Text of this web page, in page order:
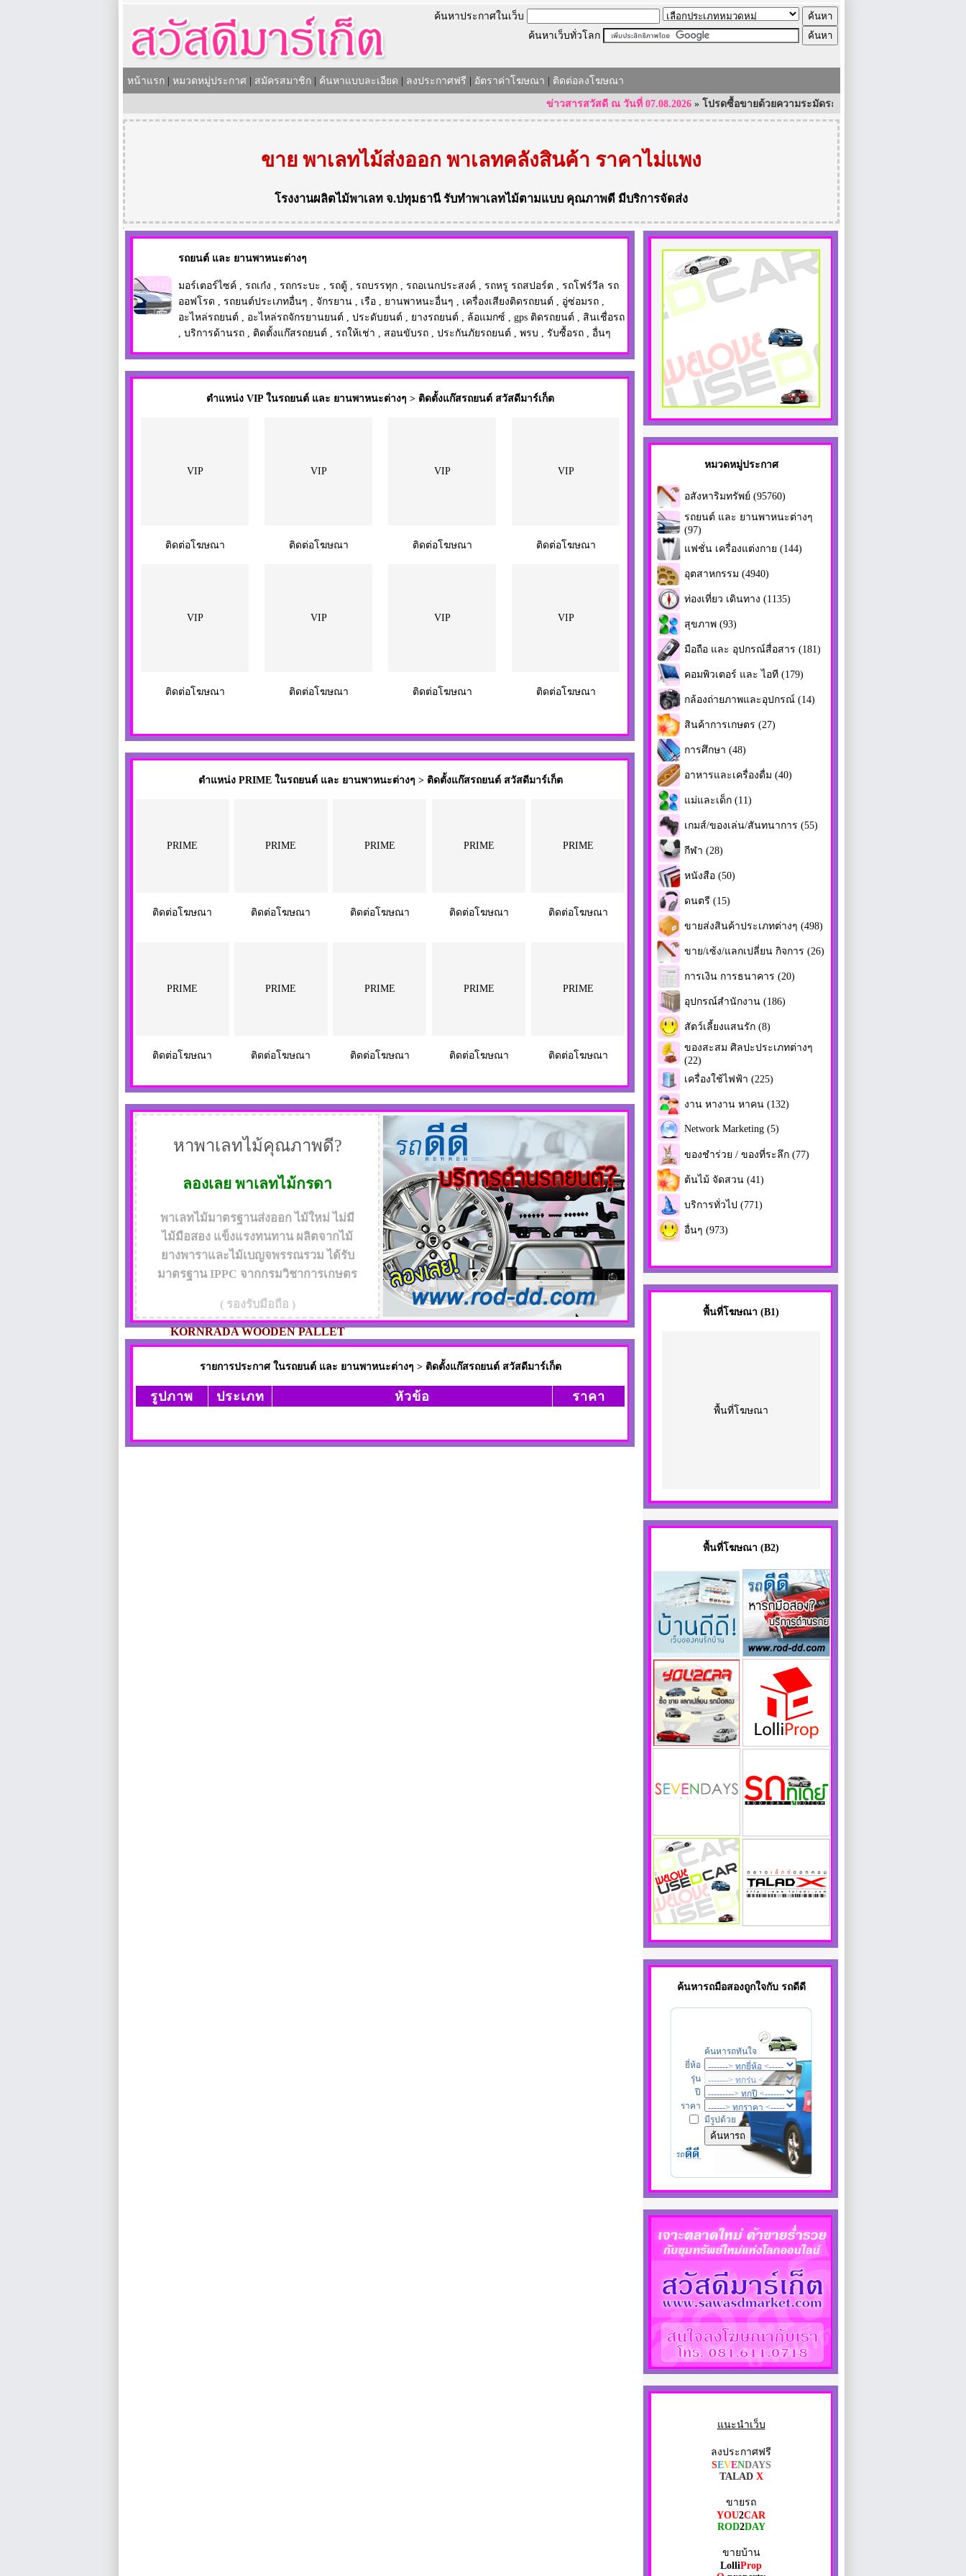
ค้นหาประกาศในเว็บ
ค้นหาเว็บทั่วโลก
หน้าแรก หมวดหมู่ประกาศ สมัครสมาชิก ค้นหาแบบละเอียด ลงประกาศฟรี อัตราค่าโฆษณา ติดต่อลงโฆษณา
ข่าวสารสวัสดี ณ วันที่ 07.08.2026»โปรดซื้อขายด้วยความระมัดระวัง และใช้ความรอบคอบเป็นอย่า
ขาย พาเลทไม้ส่งออก พาเลทคลังสินค้า ราคาไม่แพง
โรงงานผลิตไม้พาเลท จ.ปทุมธานี รับทำพาเลทไม้ตามแบบ คุณภาพดี มีบริการจัดส่ง
รถยนต์ และ ยานพาหนะต่างๆ
มอร์เตอร์ไซค์ รถเก๋ง รถกระบะ รถตู้ รถบรรทุก รถอเนกประสงค์ รถหรู รถสปอร์ต
รถโฟร์วีล รถ
ออฟโรด
รถยนต์ประเภทอื่นๆ จักรยาน เรือ ยานพาหนะอื่นๆ เครื่องเสียงติดรถยนต์ อู่ซ่อมรถ
อะไหล่รถยนต์
อะไหล่รถจักรยานยนต์ ประดับยนต์ ยางรถยนต์ ล้อแมกซ์ gps ติดรถยนต์
สินเชื่อรถ
บริการด้านรถ ติดตั้งแก๊สรถยนต์ รถให้เช่า สอนขับรถ ประกันภัยรถยนต์ พรบ รับซื้อรถ อื่นๆ
ตำแหน่ง VIP ในรถยนต์ และ ยานพาหนะต่างๆ > ติดตั้งแก๊สรถยนต์ สวัสดีมาร์เก็ต
VIP
ติดต่อโฆษณา
VIP
ติดต่อโฆษณา
VIP
ติดต่อโฆษณา
VIP
ติดต่อโฆษณา
VIP
ติดต่อโฆษณา
VIP
ติดต่อโฆษณา
VIP
ติดต่อโฆษณา
VIP
ติดต่อโฆษณา
ตำแหน่ง PRIME ในรถยนต์ และ ยานพาหนะต่างๆ > ติดตั้งแก๊สรถยนต์ สวัสดีมาร์เก็ต
PRIME
ติดต่อโฆษณา
PRIME
ติดต่อโฆษณา
PRIME
ติดต่อโฆษณา
PRIME
ติดต่อโฆษณา
PRIME
ติดต่อโฆษณา
PRIME
ติดต่อโฆษณา
PRIME
ติดต่อโฆษณา
PRIME
ติดต่อโฆษณา
PRIME
ติดต่อโฆษณา
PRIME
ติดต่อโฆษณา
หาพาเลทไม้คุณภาพดี?
ลองเลย พาเลทไม้กรดา
พาเลทไม้มาตรฐานส่งออก ไม้ใหม่ ไม่มี
ไม้มือสอง แข็งแรงทนทาน ผลิตจากไม้
ยางพาราและไม้เบญจพรรณรวม ได้รับ
มาตรฐาน IPPC จากกรมวิชาการเกษตร
( รองรับมือถือ )
KORNRADA WOODEN PALLET
รายการประกาศ ในรถยนต์ และ ยานพาหนะต่างๆ > ติดตั้งแก๊สรถยนต์ สวัสดีมาร์เก็ต
รูปภาพ ประเภท หัวข้อ ราคา
หมวดหมู่ประกาศ
อสังหาริมทรัพย์ (95760)
รถยนต์ และ ยานพาหนะต่างๆ
(97)
แฟชั่น เครื่องแต่งกาย (144)
อุตสาหกรรม (4940)
ท่องเที่ยว เดินทาง (1135)
สุขภาพ (93)
มือถือ และ อุปกรณ์สื่อสาร (181)
คอมพิวเตอร์ และ ไอที (179)
กล้องถ่ายภาพและอุปกรณ์ (14)
สินค้าการเกษตร (27)
การศึกษา (48)
อาหารและเครื่องดื่ม (40)
แม่และเด็ก (11)
เกมส์/ของเล่น/สันทนาการ (55)
กีฬา (28)
หนังสือ (50)
ดนตรี (15)
ขายส่งสินค้าประเภทต่างๆ (498)
ขาย/เซ้ง/แลกเปลี่ยน กิจการ (26)
การเงิน การธนาคาร (20)
อุปกรณ์สำนักงาน (186)
สัตว์เลี้ยงแสนรัก (8)
ของสะสม ศิลปะประเภทต่างๆ
(22)
เครื่องใช้ไฟฟ้า (225)
งาน หางาน หาคน (132)
Network Marketing (5)
ของชำร่วย / ของที่ระลึก (77)
ต้นไม้ จัดสวน (41)
บริการทั่วไป (771)
อื่นๆ (973)
พื้นที่โฆษณา (B1)
พื้นที่โฆษณา
พื้นที่โฆษณา (B2)
ค้นหารถมือสองถูกใจกับ รถดีดี
แนะนำเว็บ
ลงประกาศฟรี
SEVENDAYS
TALADX
ขายรถ
YOU2CAR
ROD2DAY
ขายบ้าน
LolliProp